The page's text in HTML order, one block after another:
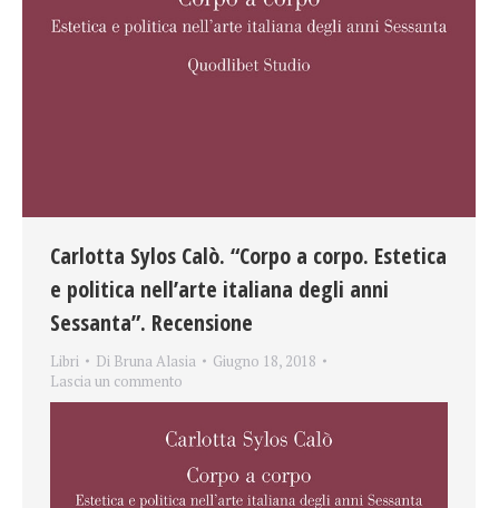
Carlotta Sylos Calò. “Corpo a corpo. Estetica
e politica nell’arte italiana degli anni
Sessanta”. Recensione
Libri Di Bruna Alasia
Giugno 18, 2018
Lascia un commento